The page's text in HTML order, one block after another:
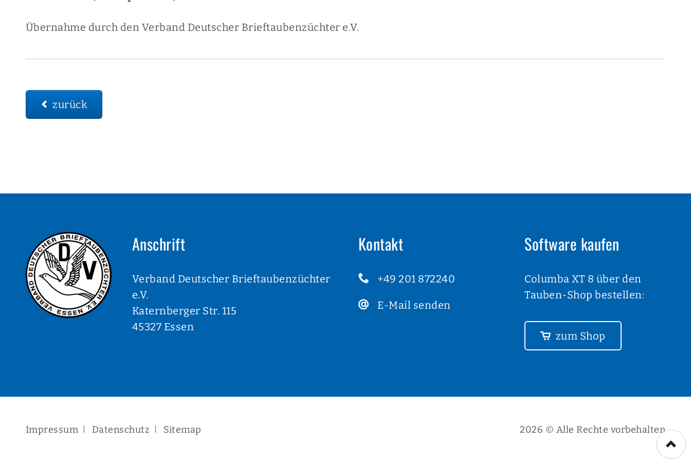
Übernahme durch den Verband Deutscher Brieftaubenzüchter e.V.
zurück
Anschrift
Verband Deutscher Brieftaubenzüchter
e.V.
Katernberger Str. 115
45327 Essen
Kontakt
+49 201 872240
E-Mail senden
Software kaufen
Columba XT 8 über den
Tauben-Shop bestellen:
zum Shop
Navigation
Impressum Datenschutz Sitemap 2026 © Alle Rechte vorbehalten